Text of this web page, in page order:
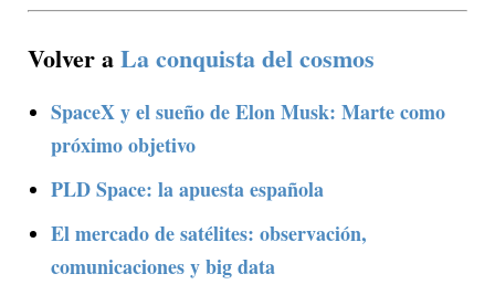
Volver aLa conquista del cosmos
SpaceX y el sueño de Elon Musk: Marte como
próximo objetivo
PLD Space: la apuesta española
El mercado de satélites: observación,
comunicaciones y big data